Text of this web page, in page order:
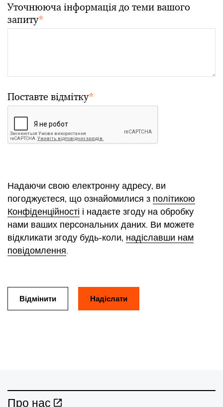
Уточнююча інформація до теми вашого
запиту*
Поставте відмітку*
Надаючи свою електронну адресу, ви
погоджуєтеся, що ознайомилися з політикою
Конфіденційності і надаєте згоду на обробку
нами ваших персональних даних. Ви можете
відкликати згоду будь-коли, надіславши нам
повідомлення.
Відмінити
Про нас